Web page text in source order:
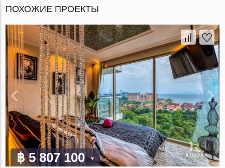
ПОХОЖИЕ ПРОЕКТЫ
฿ 5 807 100